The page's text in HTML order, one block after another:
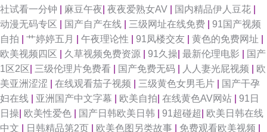
社试看一分钟
麻豆午夜 夜夜爱熟女AV 国内精品伊人豆花
动漫无码专区
国产自产在线 三级网址在线免费
91国产视频
自拍
艹婷婷五月 午夜理论性 91凤楼交友 黄色的免费网址
欧美视频四区
久草视频免费资源 91久操 最新伦理电影
国产
1区2区 三级伦理片免费看 国产免费无码 人人妻光屁视频
欧
美亚洲涩涩
在线观看茄子视频 三级黄色女男毛片
国产干孕
妇在线
亚洲国产中文字幕 欧美自拍 在线黄色AV网站
91日
日操 欧美性爱色 国产日韩欧美日韩 91超碰超
欧美日韩在线
中文
日韩精品第2页 欧美色图另类故事 免费观看欧美视频